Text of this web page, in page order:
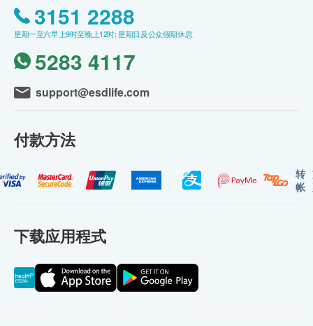
3151 2288
星期一至六早上9时至晚上12时; 星期日及公众假期休息
5283 4117
support@esdlife.com
付款方法
转
帐
下载应用程式